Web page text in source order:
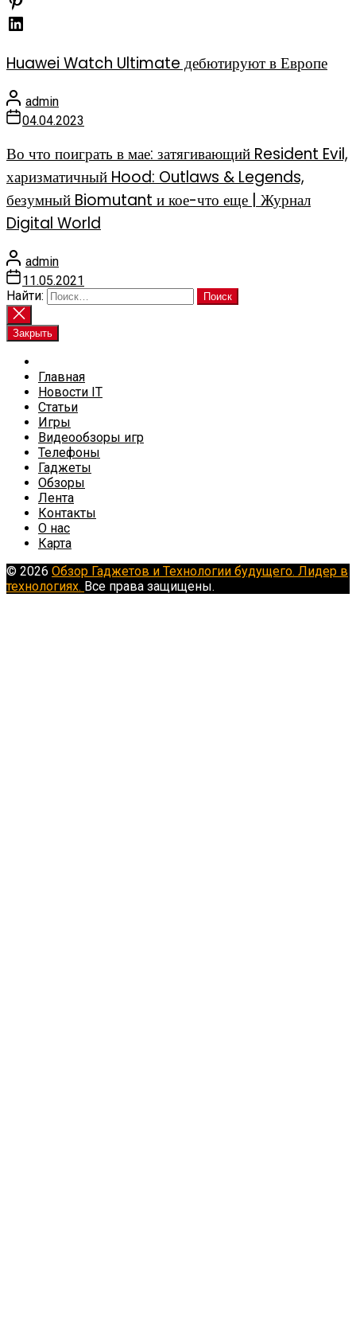
Huawei Watch Ultimate дебютируют в Европе
admin
04.04.2023
Во что поиграть в мае: затягивающий Resident Evil,
харизматичный Hood: Outlaws & Legends,
безумный Biomutant и кое-что еще | Журнал
Digital World
admin
11.05.2021
Найти:
Закрыть
Главная
Новости IT
Статьи
Игры
Видеообзоры игр
Телефоны
Гаджеты
Обзоры
Лента
Контакты
О нас
Карта
© 2026 Обзор Гаджетов и Технологии будущего. Лидер в
технологиях. Все права защищены.